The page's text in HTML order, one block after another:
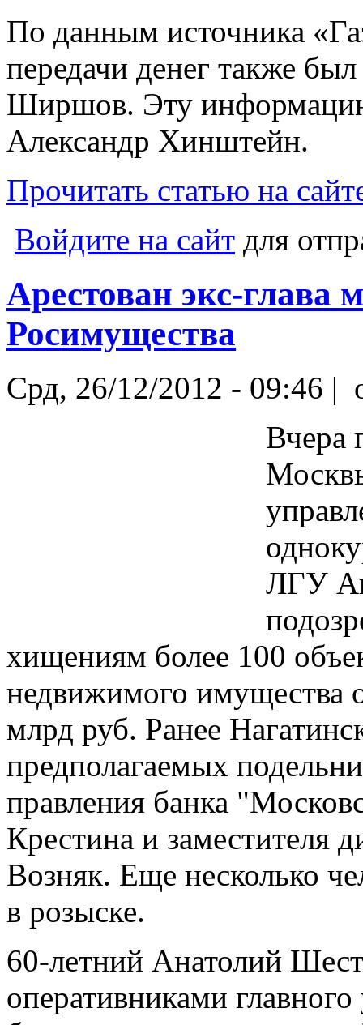
По данным источника
передачи денег также
Ширшов. Эту
Александр Хинштейн.
Прочитать статью на
Войдите на сайт для
Арестован экс-глава
Росимущества
Срд, 26/12/2012 - 09:46 |
Вчера
ЛГУ
хищениям более 100
недвижимого имущества
млрд руб. Ранее
предполагаемых
правления банка
Крестина и заместителя
Возняк. Еще несколько
в розыске.
60-летний Анатолий
оперативниками